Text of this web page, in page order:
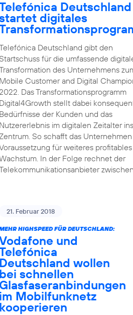
Deutschland
digitales
Deutschland gibt den
für die umfassende
des Unternehmens
Mobile Customer and Digital
2022. Das Transformationsprogramm
Digital4Growth stellt dabei
Bedürfnisse der Kunden und das
Nutzererlebnis im digitalen Zeitalter ins
So schafft das
für weiteres profitables
In der Folge rechnet der
21. Februar 2018
HIGHSPEED FÜR DEUTSCHLAND:
und
Deutschland wollen
bei schnellen
Glasfaseranbindungen
im Mobilfunknetz
kooperieren